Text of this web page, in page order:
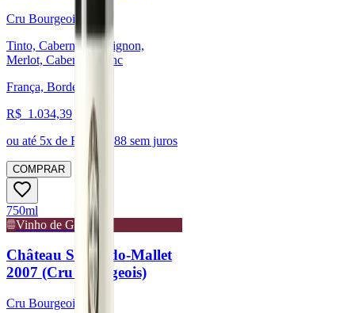
Cru Bourgeois
Tinto, Cabernet Sauvignon,
Merlot, Cabernet Franc
França, Bordeaux
R$ 1.034,39
ou até 5x de R$ 206,88 sem juros
COMPRAR
750ml
Vinho de Guarda
Château Sociando-Mallet
2007 (Cru Bourgeois)
Cru Bourgeois